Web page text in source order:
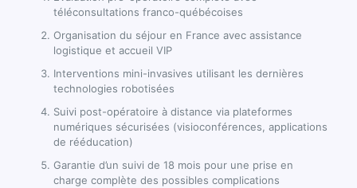
téléconsultations franco-québécoises
Organisation du séjour en France avec assistance
logistique et accueil VIP
Interventions mini-invasives utilisant les dernières
technologies robotisées
Suivi post-opératoire à distance via plateformes
numériques sécurisées (visioconférences, applications
de rééducation)
Garantie d’un suivi de 18 mois pour une prise en
charge complète des possibles complications